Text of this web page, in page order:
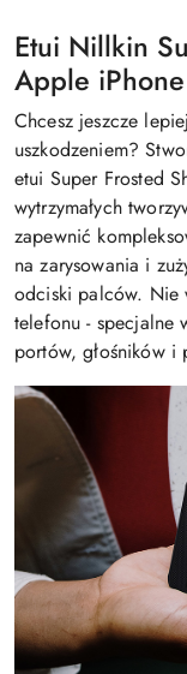
Etui Nillkin
Apple
Chcesz jeszcze
uszkodzeniem?
etui Super Frosted
wytrzymałych
zapewnić
na zarysowania i
odciski palców. Nie
telefonu - specjalne
portów, głośników i